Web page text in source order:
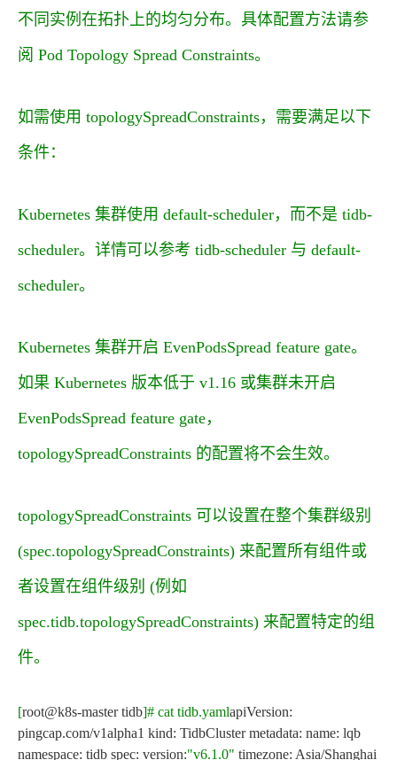
不同实例在拓扑上的均匀分布。具体配置方法请参
阅 Pod Topology Spread Constraints。
如需使用 topologySpreadConstraints，需要满足以下
条件：
Kubernetes 集群使用 default-scheduler，而不是 tidb-
scheduler。详情可以参考 tidb-scheduler 与 default-
scheduler。
Kubernetes 集群开启 EvenPodsSpread feature gate。
如果 Kubernetes 版本低于 v1.16 或集群未开启
EvenPodsSpread feature gate，
topologySpreadConstraints 的配置将不会生效。
topologySpreadConstraints 可以设置在整个集群级别
(spec.topologySpreadConstraints) 来配置所有组件或
者设置在组件级别 (例如
spec.tidb.topologySpreadConstraints) 来配置特定的组
件。
[root@k8s-master tidb]# cat tidb.yamlapiVersion:
pingcap.com/v1alpha1 kind: TidbCluster metadata: name: lqb
namespace: tidb spec: version:"v6.1.0" timezone: Asia/Shanghai